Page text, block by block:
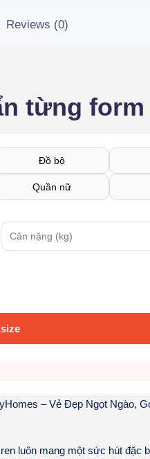
Reviews (0)
từng form
Đồ bộ
Quần nữ
– Vẻ Đẹp Ngọt Ngào,
luôn mang một sức hút đặc